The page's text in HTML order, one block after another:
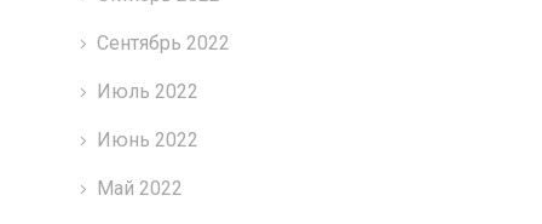
Сентябрь 2022
Июль 2022
Июнь 2022
Май 2022